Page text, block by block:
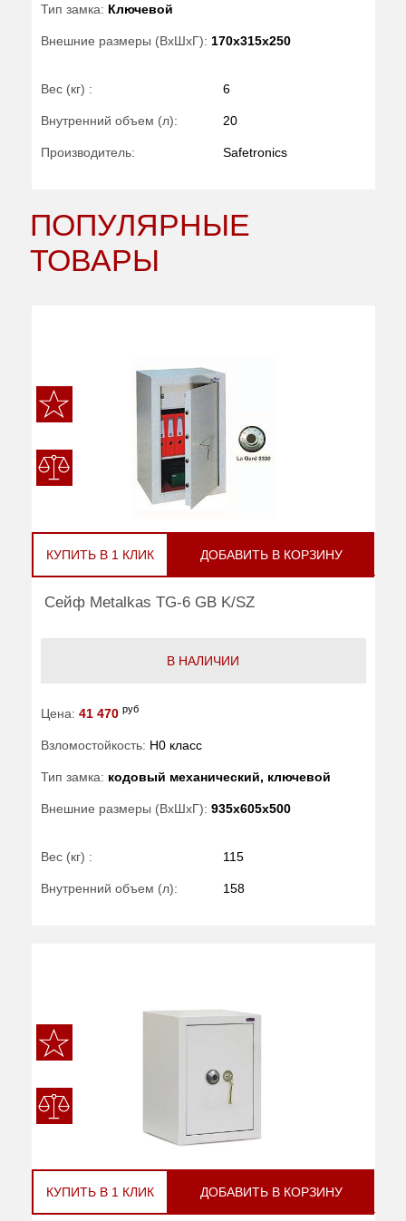
Тип замка: Ключевой
Внешние размеры (ВхШхГ): 170x315x250
Вес (кг) : 6
Внутренний объем (л): 20
Производитель: Safetronics
ПОПУЛЯРНЫЕ
ТОВАРЫ
КУПИТЬ В 1 КЛИК ДОБАВИТЬ В КОРЗИНУ
Сейф Metalkas TG-6 GB K/SZ
В НАЛИЧИИ
Цена: 41 470 руб
Взломостойкость: H0 класс
Тип замка: кодовый механический, ключевой
Внешние размеры (ВхШхГ): 935x605x500
Вес (кг) : 115
Внутренний объем (л): 158
КУПИТЬ В 1 КЛИК ДОБАВИТЬ В КОРЗИНУ